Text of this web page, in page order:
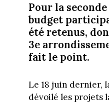
Pour la
budget
été retenus,
3e
fait le point.
Le 18 juin dernier,
dévoilé les projets